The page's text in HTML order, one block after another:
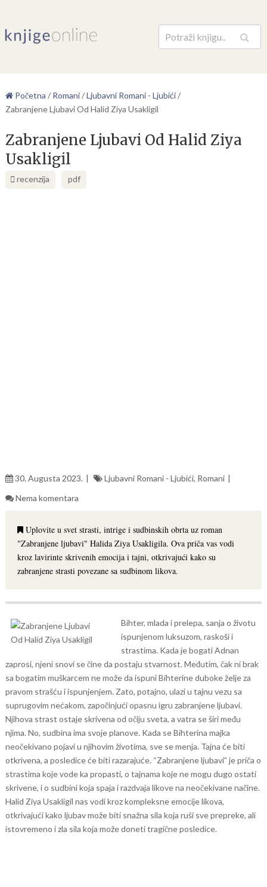
Pretraga
Početna / Romani/Ljubavni Romani - Ljubići/
Zabranjene Ljubavi Od Halid Ziya Usakligil
Zabranjene Ljubavi Od Halid Ziya
Usakligil
recenzija pdf
30. Augusta 2023. Ljubavni Romani - Ljubići, Romani
Nema komentara
Uplovite u svet strasti, intrige i sudbinskih obrta uz roman
"Zabranjene ljubavi" Halida Ziya Usakligila. Ova priča vas vodi
kroz lavirinte skrivenih emocija i tajni, otkrivajući kako su
zabranjene strasti povezane sa sudbinom likova.
Bihter, mlada i prelepa, sanja o životu
ispunjenom luksuzom, raskoši i
strastima. Kada je bogati Adnan
zaprosi, njeni snovi se čine da postaju stvarnost. Međutim, čak ni brak
sa bogatim muškarcem ne može da ispuni Bihterine duboke želje za
pravom strašću i ispunjenjem. Zato, potajno, ulazi u tajnu vezu sa
suprugovim nećakom, započinjući opasnu igru zabranjene ljubavi.
Njihova strast ostaje skrivena od očiju sveta, a vatra se širi među
njima. No, sudbina ima svoje planove. Kada se Bihterina majka
neočekivano pojavi u njihovim životima, sve se menja. Tajna će biti
otkrivena, a posledice će biti razarajuće. “Zabranjene ljubavi” je priča o
strastima koje vode ka propasti, o tajnama koje ne mogu dugo ostati
skrivene, i o sudbini koja spaja i razdvaja likove na neočekivane načine.
Halid Ziya Usakligil nas vodi kroz kompleksne emocije likova,
otkrivajući kako ljubav može biti snažna sila koja ruši sve prepreke, ali
istovremeno i zla sila koja može doneti tragične posledice.